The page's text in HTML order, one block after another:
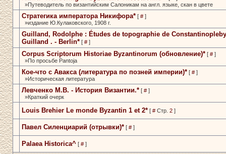
»Путеводитель по византийским­ Салоникам на англ. языке, скан в­ цвете
Стратегика императора Никифора*[ #]
»издание Ю.Кулаковского, 1908 г.
Guilland, Rodolphe : Études­ de topographie de­
Guilland . - Berlin*[ #]
Corpus Scriptorum Historiae­ Byzantinorum (обновление)*[ #]
»По просьбе Pantoja
Кое-что с Авакса (литература по­ позней империи)*[ #]
»Историческая литература
Левченко М.В. - История­ Византии.*[ #]
»Краткий очерк
Louis Brehier Le monde Byzantin­ 1 et 2*[ #Стр. 2]
Павел Силенциарий (отрывки)*[ #]
Palaea Historica^[ #]